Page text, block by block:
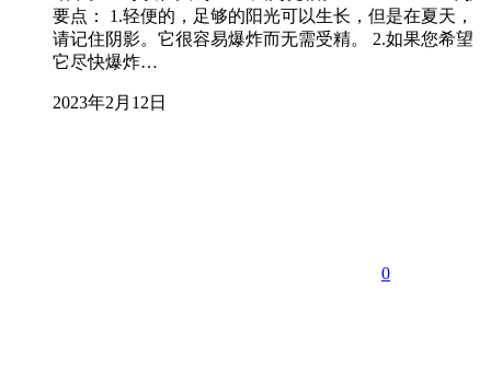
要点： 1.轻便的，足够的阳光可以生长，但是在夏天，
请记住阴影。它很容易爆炸而无需受精。 2.如果您希望
它尽快爆炸…
2023年2月12日
0